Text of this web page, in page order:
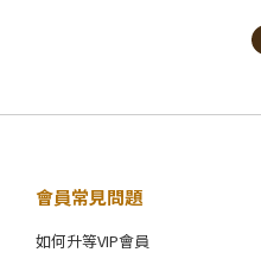
會員常見問題
如何升等VIP會員